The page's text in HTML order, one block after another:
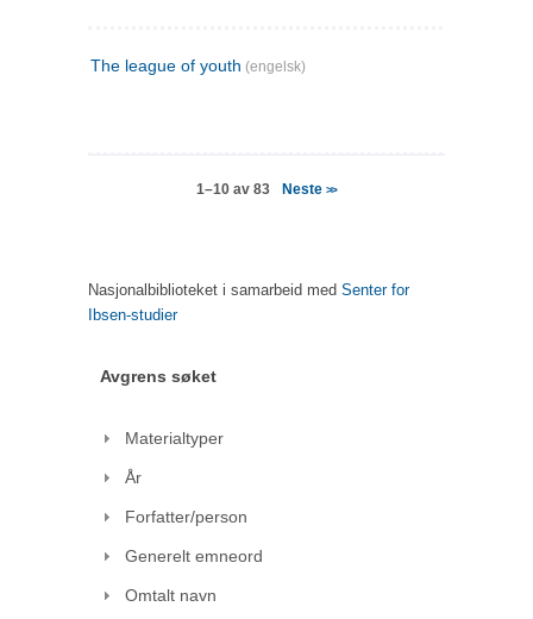
The league of youth (engelsk)
1–10 av 83 Neste>>
Nasjonalbiblioteket i samarbeid med Senter for
Ibsen-studier
Avgrens søket
Materialtyper
År
Forfatter/person
Generelt emneord
Omtalt navn